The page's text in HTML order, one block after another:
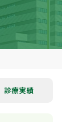
診療実績